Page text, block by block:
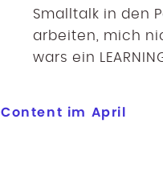
Smalltalk in den
arbeiten, mich
wars ein
Content im April